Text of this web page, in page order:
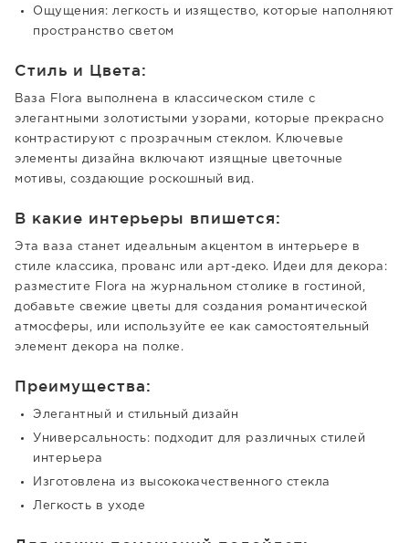
Ощущения: легкость и изящество, которые наполняют
пространство светом
Стиль и Цвета:
Ваза Flora выполнена в классическом стиле с
элегантными золотистыми узорами, которые прекрасно
контрастируют с прозрачным стеклом. Ключевые
элементы дизайна включают изящные цветочные
мотивы, создающие роскошный вид.
В какие интерьеры впишется:
Эта ваза станет идеальным акцентом в интерьере в
стиле классика, прованс или арт-деко. Идеи для декора:
разместите Flora на журнальном столике в гостиной,
добавьте свежие цветы для создания романтической
атмосферы, или используйте ее как самостоятельный
элемент декора на полке.
Преимущества:
Элегантный и стильный дизайн
Универсальность: подходит для различных стилей
интерьера
Изготовлена из высококачественного стекла
Легкость в уходе